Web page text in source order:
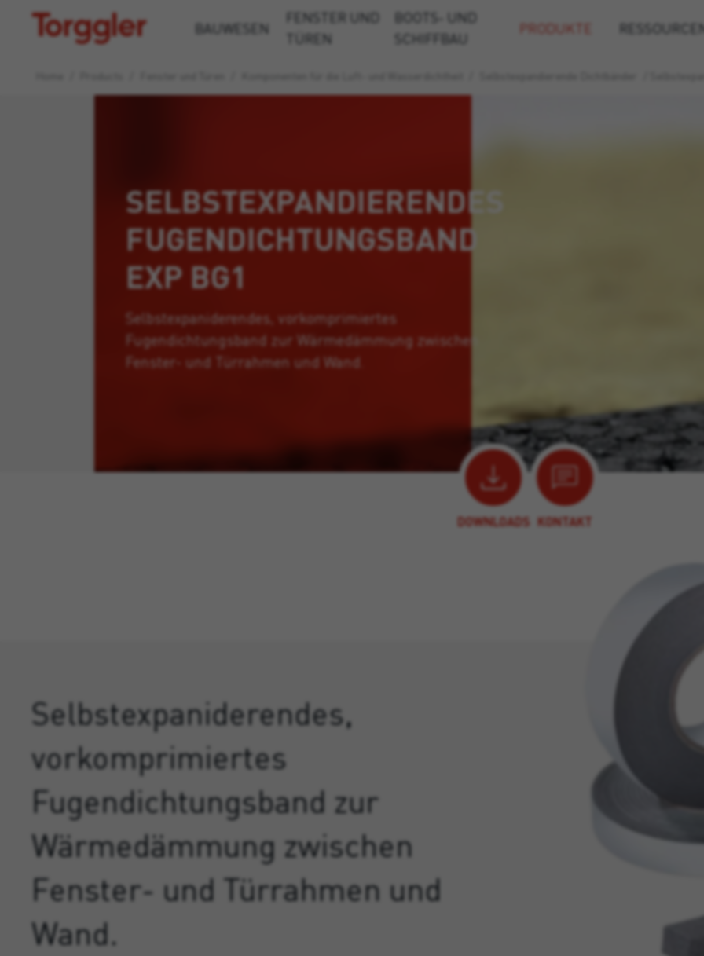
Torggler BAUWESEN
FENSTER UND
TÜREN
BOOTS- UND
SCHIFFBAU
PRODUKTE
SELBSTEXPANDIERENDES
FUGENDICHTUNGSBAND
EXP BG1
Selbstexpaniderendes, vorkomprimiertes
Fugendichtungsband zur Wärmedämmung zwischen
Fenster- und Türrahmen und Wand.
DOWNLOADS KONTAKT
Selbstexpaniderendes,
vorkomprimiertes
Fugendichtungsband zur
Wärmedämmung zwischen
Fenster- und Türrahmen und
Wand.